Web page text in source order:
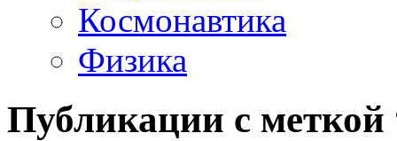
Космонавтика
Физика
Публикации с